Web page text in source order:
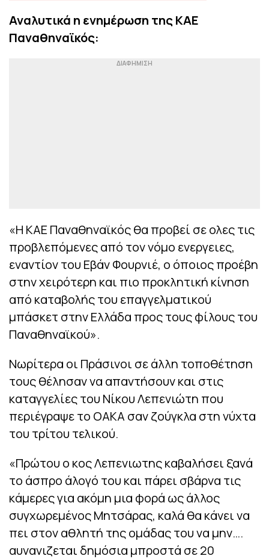
Αναλυτικά η ενημέρωση της ΚΑΕ
Παναθηναϊκός:
«Η ΚΑΕ Παναθηναϊκός θα προβεί σε ολες τις
προβλεπόμενες από τον νόμο ενεργειες,
εναντίον του Εβάν Φουρνιέ, ο όποιος προέβη
στην χειρότερη και πιο προκλητική κίνηση
από καταβολής του επαγγελματικού
μπάσκετ στην Ελλάδα προς τους φίλους του
Παναθηναϊκού».
Νωρίτερα οι Πράσινοι σε άλλη τοποθέτηση
τους θέλησαν να απαντήσουν και στις
καταγγελίες του Νίκου Λεπενιώτη που
περιέγραψε το ΟΑΚΑ σαν ζούγκλα στη νύχτα
του τρίτου τελικού.
«Πρώτου ο κος Λεπενιωτης καβαλήσει ξανά
το άσπρο άλογό του και πάρει σβάρνα τις
κάμερες για ακόμη μια φορά ως άλλος
συγχωρεμένος Μητσάρας, καλά θα κάνει να
πει στον αθλητή της ομάδας του να μην….
αυνανιζεται δημόσια μπροστά σε 20